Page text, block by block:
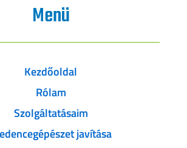
Menü
Kezdőoldal
Rólam
Szolgáltatásaim
javítása